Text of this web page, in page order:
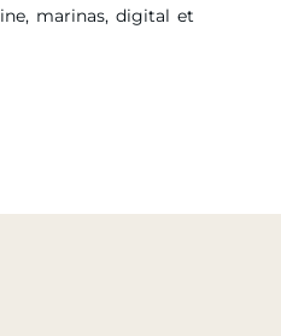
marinas, digital et